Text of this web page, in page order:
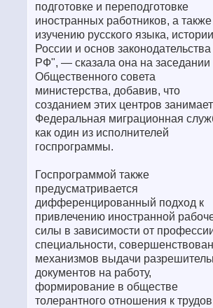
подготовке и переподготовке
иностранных работников, а также
изучению русского языка, истории
России и основ законодательства
РФ", — сказала она на заседании
Общественного совета
министерства, добавив, что
созданием этих центров
Федеральная миграционная
как один из исполнителей
госпрограммы.
Госпрограммой также
предусматривается
дифференцированный подход к
привлечению иностранной
силы в зависимости от
специальности,
механизмов выдачи
документов на работу,
формирование в обществе
толерантного отношения к